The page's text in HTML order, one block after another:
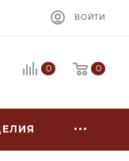
ВОЙТИ
0 0